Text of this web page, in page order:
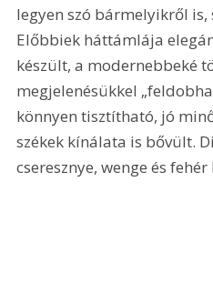
legyen szó bármelyikről
Előbbiek háttámlája
készült, a modernebbeké
megjelenésükkel
könnyen tisztítható, jó
székek kínálata is bővült.
cseresznye, wenge és